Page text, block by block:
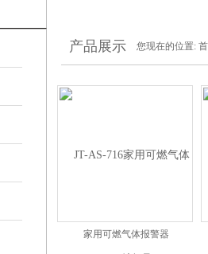
产品展示 您现在的位置:
家用可燃气体报警器